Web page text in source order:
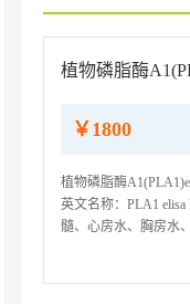
植物磷脂酶
￥1800
植物磷脂酶
英文名称：PLA1
髓、心房水、胸房水